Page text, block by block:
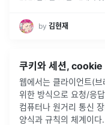
by 김현재
쿠키와 세션,
웹에서는 클라이언트(
위한 방식으로 요청/응
컴퓨터나 원거리 통신
양식과 규칙의 체계이